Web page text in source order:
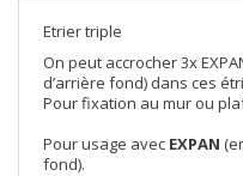
Etrier triple
On peut accrocher 3x
d’arrière fond) dans ces
Pour fixation au mur ou
Pour usage avec EXPAN
fond).